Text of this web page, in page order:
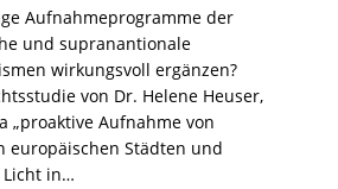
Aufnahmeprogramme der
und supranantionale
wirkungsvoll ergänzen?
von Dr. Helene Heuser,
„proaktive Aufnahme von
europäischen Städten und
Licht in…